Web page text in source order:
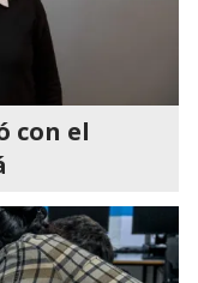
con el